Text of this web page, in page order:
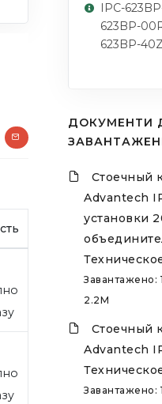
IPC-
623BP-
623BP-
ДОКУМЕНТИ
Стоечный
Advantech
установки
Завантажено:
2.2M
Стоечный
Advantech
Завантажено: